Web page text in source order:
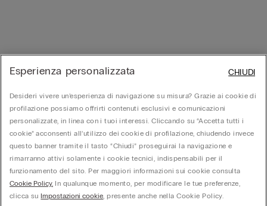
Esperienza personalizzata
Desideri vivere un’esperienza di navigazione su misura? Grazie ai cookie di
profilazione possiamo offrirti contenuti esclusivi e comunicazioni
personalizzate, in linea con i tuoi interessi. Cliccando su “Accetta tutti i
cookie” acconsenti all’utilizzo dei cookie di profilazione, chiudendo invece
questo banner tramite il tasto “Chiudi” proseguirai la navigazione e
rimarranno attivi solamente i cookie tecnici, indispensabili per il
funzionamento del sito. Per maggiori informazioni sui cookie consulta
Cookie Policy. In qualunque momento, per modificare le tue preferenze,
clicca suImpostazioni cookie, presente anche nella Cookie Policy.
CHIUDI